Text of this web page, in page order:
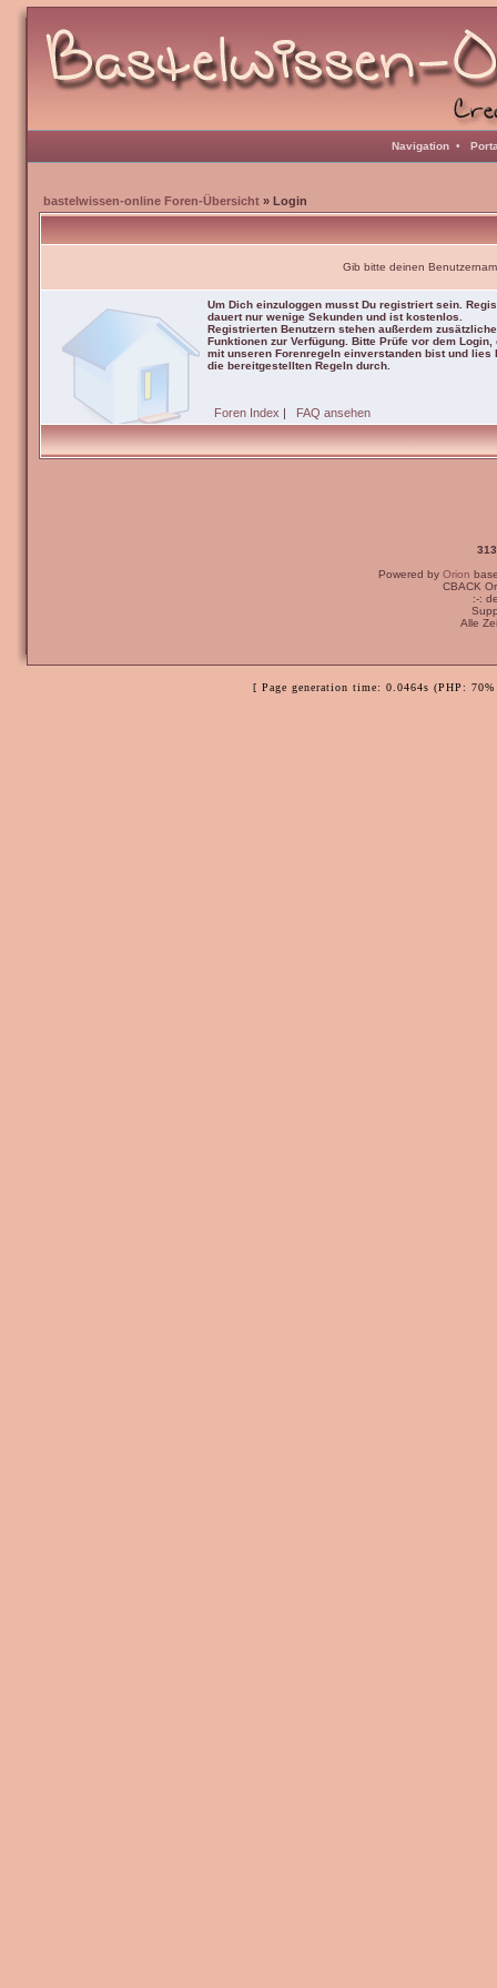
Navigation •
bastelwissen-online Foren-Übersicht » Login
Gib bitte deinen
Um Dich einzuloggen musst Du registriert sein.
dauert nur wenige Sekunden und ist kostenlos.
Registrierten Benutzern stehen außerdem zusätzliche
Funktionen zur Verfügung. Bitte Prüfe vor dem Login,
mit unseren Forenregeln einverstanden bist und lies
die bereitgestellten Regeln durch.
Foren Index | FAQ ansehen
Powered by Orion
CBACK
:-:
Alle
[ Page generation time: 0.0464s (PHP: